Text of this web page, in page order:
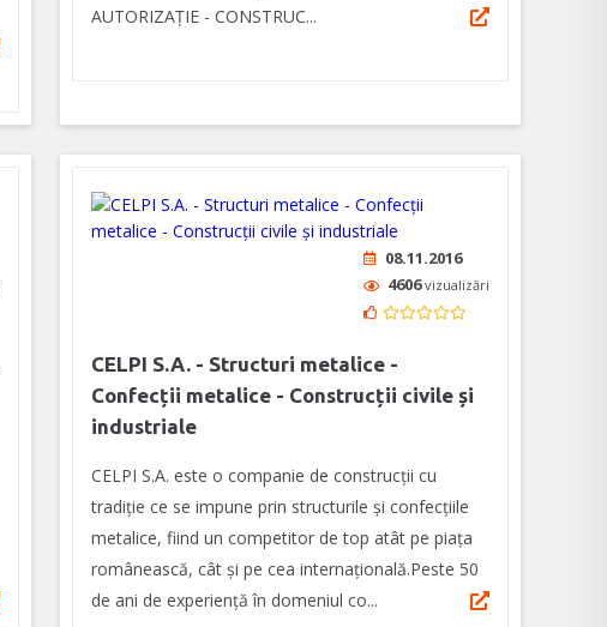
AUTORIZAȚIE - CONSTRUC...
08.11.2016
4606vizualizări
CELPI S.A. - Structuri metalice -
Confecții metalice - Construcții civile și
industriale
CELPI S.A. este o companie de construcții cu
tradiție ce se impune prin structurile și confecțiile
metalice, fiind un competitor de top atât pe piața
românească, cât și pe cea internațională.Peste 50
de ani de experiență în domeniul co...